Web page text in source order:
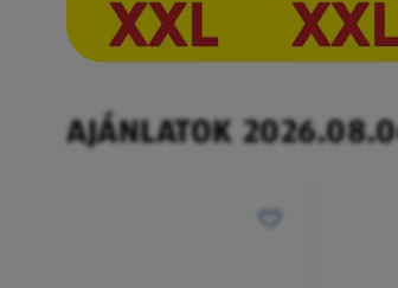
AJÁNLATOK